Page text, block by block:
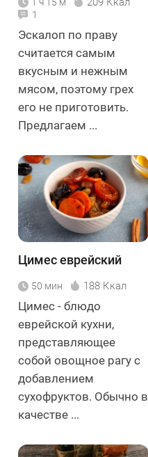
1
Эскалоп по праву
считается самым
вкусным и нежным
мясом, поэтому грех
его не приготовить.
Предлагаем ...
Цимес еврейский
50 мин 188 Ккал
Цимес - блюдо
еврейской кухни,
представляющее
собой овощное рагу с
добавлением
сухофруктов. Обычно в
качестве ...